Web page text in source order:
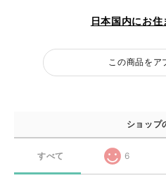
日本国内にお
この商品をア
ショップ
すべて 6